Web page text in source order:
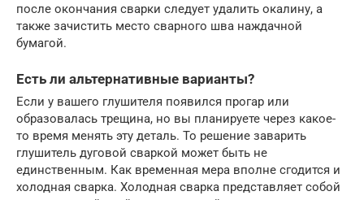
после окончания сварки следует удалить окалину, а
также зачистить место сварного шва наждачной
бумагой.
Есть ли альтернативные варианты?
Если у вашего глушителя появился прогар или
образовалась трещина, но вы планируете через какое-
то время менять эту деталь. То решение заварить
глушитель дуговой сваркой может быть не
единственным. Как временная мера вполне сгодится и
холодная сварка. Холодная сварка представляет собой